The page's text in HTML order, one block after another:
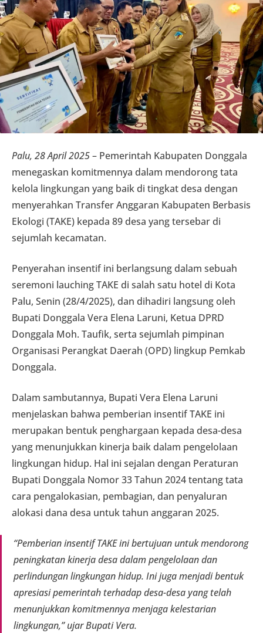
Palu, 28 April 2025– Pemerintah Kabupaten Donggala
menegaskan komitmennya dalam mendorong tata
kelola lingkungan yang baik di tingkat desa dengan
menyerahkan Transfer Anggaran Kabupaten Berbasis
Ekologi (TAKE) kepada 89 desa yang tersebar di
sejumlah kecamatan.
Penyerahan insentif ini berlangsung dalam sebuah
seremoni lauching TAKE di salah satu hotel di Kota
Palu, Senin (28/4/2025), dan dihadiri langsung oleh
Bupati Donggala Vera Elena Laruni, Ketua DPRD
Donggala Moh. Taufik, serta sejumlah pimpinan
Organisasi Perangkat Daerah (OPD) lingkup Pemkab
Donggala.
Dalam sambutannya, Bupati Vera Elena Laruni
menjelaskan bahwa pemberian insentif TAKE ini
merupakan bentuk penghargaan kepada desa-desa
yang menunjukkan kinerja baik dalam pengelolaan
lingkungan hidup. Hal ini sejalan dengan Peraturan
Bupati Donggala Nomor 33 Tahun 2024 tentang tata
cara pengalokasian, pembagian, dan penyaluran
alokasi dana desa untuk tahun anggaran 2025.
“Pemberian insentif TAKE ini bertujuan untuk mendorong
peningkatan kinerja desa dalam pengelolaan dan
perlindungan lingkungan hidup. Ini juga menjadi bentuk
apresiasi pemerintah terhadap desa-desa yang telah
menunjukkan komitmennya menjaga kelestarian
lingkungan,” ujar Bupati Vera.